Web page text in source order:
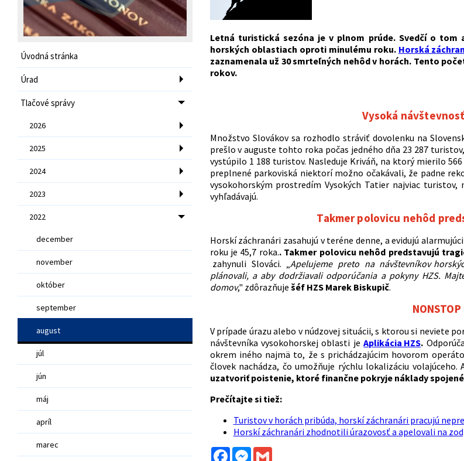
Úvodná stránka
Úrad
Tlačové správy
2026
2025
2024
2023
2022
december
november
október
september
august
júl
jún
máj
apríl
marec
Letná turistická sezóna je v plnom prúde. Svedčí o
horských oblastiach oproti minulému roku. Horská
zaznamenala už 30 smrteľných nehôd v horách. Tento
rokov.
Vysoká
Množstvo Slovákov sa rozhodlo stráviť dovolenku na
prešlo v auguste tohto roka počas jedného dňa 23 287
vystúpilo 1 188 turistov. Nasleduje Kriváň, na ktorý mierilo
preplnené parkoviská niektorí možno očakávali, že padne
vysokohorským prostredím Vysokých Tatier najviac
vyhľadávajú.
Takmer polovicu nehôd
Horskí záchranári zasahujú v teréne denne, a evidujú
roku je 45,7 roka.. Takmer polovicu nehôd predstavujú
zahynuli Slováci. „Apelujeme preto na návštevníkov
plánovali, a aby dodržiavali odporúčania a pokyny HZS.
domov," zdôrazňuje šéf HZS Marek Biskupič.
V prípade úrazu alebo v núdzovej situácii, s ktorou si neviete
návštevníka vysokohorskej oblasti jeAplikácia HZS.
okrem iného najmä to, že s prichádzajúcim hovorom
človek nachádza, čo umožňuje rýchlu lokalizáciu
uzatvoriť poistenie, ktoré finančne pokryje náklady
Prečítajte si tiež:
Turistov v horách pribúda, horskí záchranári pracujú
Horskí záchranári zhodnotili úrazovosť a apelovali na
FacebookMessenger
Gmail